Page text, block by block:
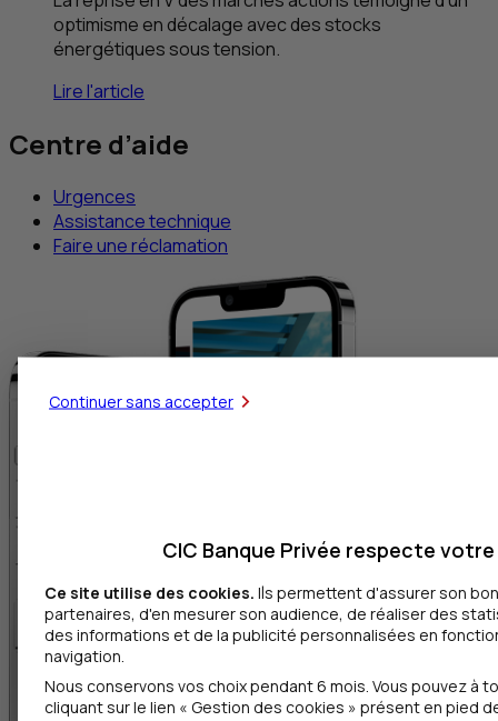
optimisme en décalage avec des stocks
énergétiques sous tension.
Lire l'article
Centre d’aide
Urgences
Assistance technique
Faire une réclamation
Continuer sans accepter
CIC Banque Privée respecte
Ce site utilise des cookies. Ils permettent d'assurer son
partenaires, d'en mesurer son audience, de réaliser des
des informations et de la publicité personnalisées en
navigation.
Nous conservons vos choix pendant 6 mois. Vous pouvez à
cliquant sur le lien « Gestion des cookies » présent en pied